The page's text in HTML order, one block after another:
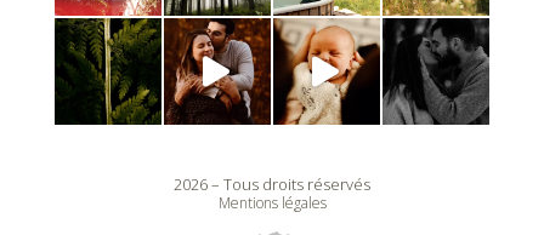
2026 – Tous droits réservés
Mentions légales